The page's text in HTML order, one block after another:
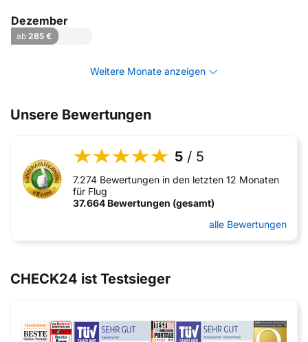
Dezember
ab 285 €
Weitere Monate anzeigen
Unsere Bewertungen
5 / 5
7.274 Bewertungen in den letzten 12 Monaten
für Flug
37.664 Bewertungen (gesamt)
alle Bewertungen
CHECK24 ist Testsieger